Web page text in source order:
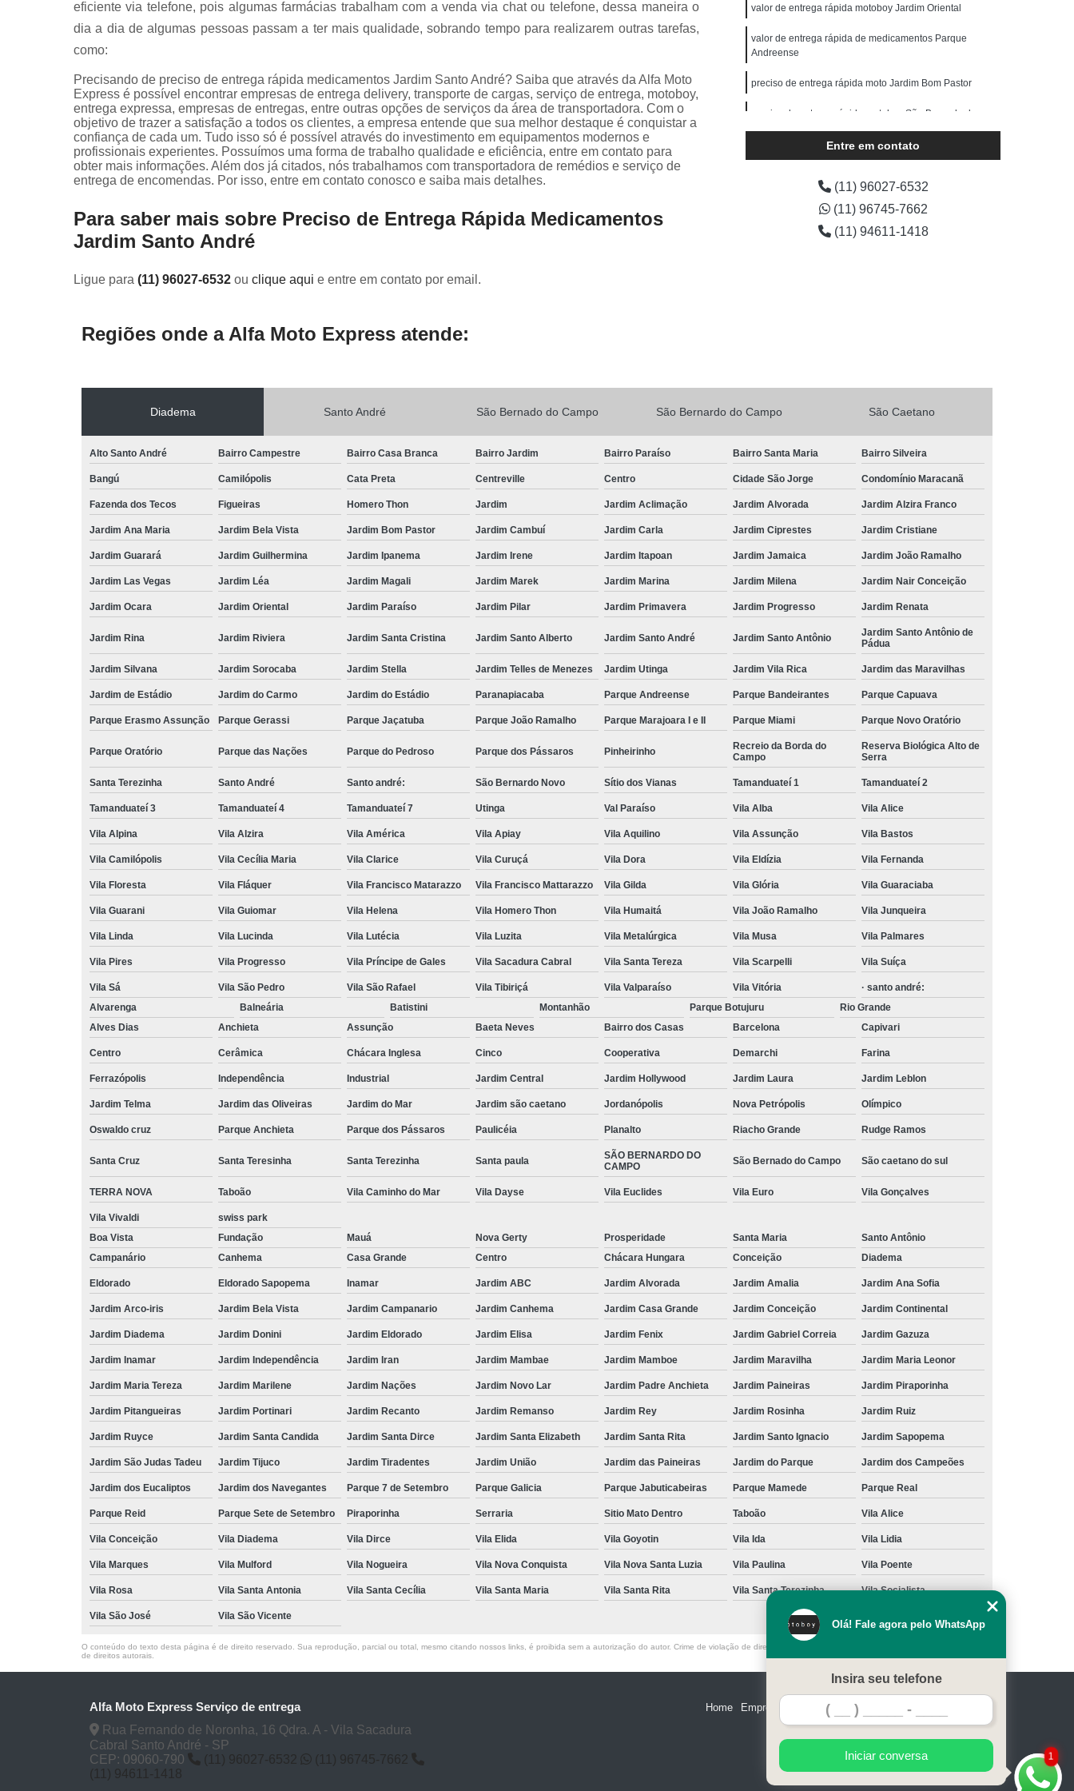
Serviço de Entrega para E-commerce
Serviço de Entrega Particular
Transportadora de Documentos
Transportadora de E-commerce
Transportadora de Encomendas
Transportadora de Frete
Transportadora de Moto
Transportadora de Objetos
Transportadora de Objetos Pequenos
Transportadora de Pequenos Volumes
Transportadora de Remédios
Transportadora para E-commerce
Transportadora para Entrega
Transporte de Carga em Motocicleta
Transporte de Carga Fiorino
Transporte de Carga Individual
eficiente via telefone, pois algumas farmácias trabalham com a venda via chat ou telefone, dessa maneira o
dia a dia de algumas pessoas passam a ter mais qualidade, sobrando tempo para realizarem outras tarefas,
como:
Precisando de preciso de entrega rápida medicamentos Jardim Santo André? Saiba que através da Alfa Moto
Express é possível encontrar empresas de entrega delivery, transporte de cargas, serviço de entrega, motoboy,
entrega expressa, empresas de entregas, entre outras opções de serviços da área de transportadora. Com o
objetivo de trazer a satisfação a todos os clientes, a empresa entende que sua melhor destaque é conquistar a
confiança de cada um. Tudo isso só é possível através do investimento em equipamentos modernos e
profissionais experientes. Possuímos uma forma de trabalho qualidade e eficiência, entre em contato para
obter mais informações. Além dos já citados, nós trabalhamos com transportadora de remédios e serviço de
entrega de encomendas. Por isso, entre em contato conosco e saiba mais detalhes.
Para saber mais sobre Preciso de Entrega Rápida Medicamentos
Jardim Santo André
Ligue para (11) 96027-6532 ou clique aqui e entre em contato por email.
valor de entrega rápida motoboy Jardim Oriental
valor de entrega rápida de medicamentos Parque
Andreense
preciso de entrega rápida moto Jardim Bom Pastor
preciso de entrega rápida motoboy São Bernado do
Entre em contato
(11) 96027-6532
(11) 96745-7662
(11) 94611-1418
Regiões onde a Alfa Moto Express atende:
Diadema Santo André São Bernado do Campo São Bernardo do Campo São Caetano
Alto Santo André Bairro Campestre Bairro Casa Branca Bairro Jardim Bairro Paraíso Bairro Santa Maria Bairro Silveira
Bangú Camilópolis Cata Preta Centreville Centro Cidade São Jorge Condomínio Maracanã
Fazenda dos Tecos Figueiras Homero Thon Jardim Jardim Aclimação Jardim Alvorada Jardim Alzira Franco
Jardim Ana Maria Jardim Bela Vista Jardim Bom Pastor Jardim Cambuí Jardim Carla Jardim Ciprestes Jardim Cristiane
Jardim Guarará Jardim Guilhermina Jardim Ipanema Jardim Irene Jardim Itapoan Jardim Jamaica Jardim João Ramalho
Jardim Las Vegas Jardim Léa Jardim Magali Jardim Marek Jardim Marina Jardim Milena Jardim Nair Conceição
Jardim Ocara Jardim Oriental Jardim Paraíso Jardim Pilar Jardim Primavera Jardim Progresso Jardim Renata
Jardim Rina Jardim Riviera Jardim Santa Cristina Jardim Santo Alberto Jardim Santo André Jardim Santo Antônio
Jardim Santo Antônio de
Pádua
Jardim Silvana Jardim Sorocaba Jardim Stella Jardim Telles de Menezes Jardim Utinga Jardim Vila Rica Jardim das Maravilhas
Jardim de Estádio Jardim do Carmo Jardim do Estádio Paranapiacaba Parque Andreense Parque Bandeirantes Parque Capuava
Parque Erasmo Assunção Parque Gerassi Parque Jaçatuba Parque João Ramalho Parque Marajoara I e II Parque Miami Parque Novo Oratório
Parque Oratório Parque das Nações Parque do Pedroso Parque dos Pássaros Pinheirinho
Recreio da Borda do
Campo
Reserva Biológica Alto de
Serra
Santa Terezinha Santo André Santo andré: São Bernardo Novo Sítio dos Vianas Tamanduateí 1 Tamanduateí 2
Tamanduateí 3 Tamanduateí 4 Tamanduateí 7 Utinga Val Paraíso Vila Alba Vila Alice
Vila Alpina Vila Alzira Vila América Vila Apiay Vila Aquilino Vila Assunção Vila Bastos
Vila Camilópolis Vila Cecília Maria Vila Clarice Vila Curuçá Vila Dora Vila Eldízia Vila Fernanda
Vila Floresta Vila Fláquer Vila Francisco Matarazzo Vila Francisco Mattarazzo Vila Gilda Vila Glória Vila Guaraciaba
Vila Guarani Vila Guiomar Vila Helena Vila Homero Thon Vila Humaitá Vila João Ramalho Vila Junqueira
Vila Linda Vila Lucinda Vila Lutécia Vila Luzita Vila Metalúrgica Vila Musa Vila Palmares
Vila Pires Vila Progresso Vila Príncipe de Gales Vila Sacadura Cabral Vila Santa Tereza Vila Scarpelli Vila Suíça
Vila Sá Vila São Pedro Vila São Rafael Vila Tibiriçá Vila Valparaíso Vila Vitória
· santo andré:
Alvarenga
Balneária Batistini Montanhão Parque Botujuru
Rio Grande
Alves Dias
Anchieta Assunção Baeta Neves Bairro dos Casas Barcelona Capivari
Centro Cerâmica Chácara Inglesa Cinco Cooperativa Demarchi Farina
Ferrazópolis Independência Industrial Jardim Central Jardim Hollywood Jardim Laura Jardim Leblon
Jardim Telma Jardim das Oliveiras Jardim do Mar Jardim são caetano Jordanópolis Nova Petrópolis Olímpico
Oswaldo cruz Parque Anchieta Parque dos Pássaros Paulicéia Planalto Riacho Grande Rudge Ramos
Santa Cruz Santa Teresinha Santa Terezinha Santa paula
SÃO BERNARDO DO
CAMPO
São Bernado do Campo São caetano do sul
TERRA NOVA Taboão Vila Caminho do Mar Vila Dayse Vila Euclides Vila Euro Vila Gonçalves
Vila Vivaldi
swiss park
Boa Vista
Fundação Mauá Nova Gerty Prosperidade Santa Maria
Santo Antônio
Campanário
Canhema Casa Grande Centro Chácara Hungara Conceição Diadema
Eldorado Eldorado Sapopema Inamar Jardim ABC Jardim Alvorada Jardim Amalia Jardim Ana Sofia
Jardim Arco-iris Jardim Bela Vista Jardim Campanario Jardim Canhema Jardim Casa Grande Jardim Conceição Jardim Continental
Jardim Diadema Jardim Donini Jardim Eldorado Jardim Elisa Jardim Fenix Jardim Gabriel Correia Jardim Gazuza
Jardim Inamar Jardim Independência Jardim Iran Jardim Mambae Jardim Mamboe Jardim Maravilha Jardim Maria Leonor
Jardim Maria Tereza Jardim Marilene Jardim Nações Jardim Novo Lar Jardim Padre Anchieta Jardim Paineiras Jardim Piraporinha
Jardim Pitangueiras Jardim Portinari Jardim Recanto Jardim Remanso Jardim Rey Jardim Rosinha Jardim Ruiz
Jardim Ruyce Jardim Santa Candida Jardim Santa Dirce Jardim Santa Elizabeth Jardim Santa Rita Jardim Santo Ignacio Jardim Sapopema
Jardim São Judas Tadeu Jardim Tijuco Jardim Tiradentes Jardim União Jardim das Paineiras Jardim do Parque Jardim dos Campeões
Jardim dos Eucaliptos Jardim dos Navegantes Parque 7 de Setembro Parque Galicia Parque Jabuticabeiras Parque Mamede Parque Real
Parque Reid Parque Sete de Setembro Piraporinha Serraria Sitio Mato Dentro Taboão Vila Alice
Vila Conceição Vila Diadema Vila Dirce Vila Elida Vila Goyotin Vila Ida Vila Lidia
Vila Marques Vila Mulford Vila Nogueira Vila Nova Conquista Vila Nova Santa Luzia Vila Paulina Vila Poente
Vila Rosa Vila Santa Antonia Vila Santa Cecília Vila Santa Maria Vila Santa Rita Vila Santa Terezinha Vila Socialista
Vila São José Vila São Vicente
O conteúdo do texto desta página é de direito reservado. Sua reprodução, parcial ou total, mesmo citando nossos links, é proibida sem a autorização do autor. Crime de violação de direito autoral – artigo 184 do Código Penal –
de direitos autorais
Alfa Moto Express Serviço de entrega
Rua Fernando de Noronha, 16 Qdra. A - Vila Sacadura
Cabral Santo André - SP
CEP: 09060-790
(11) 96027-6532
(11) 96745-7662
(11) 94611-1418
Home Empresa Serviços Contato
1
Olá! Fale agora pelo WhatsApp
Insira seu telefone
Iniciar conversa